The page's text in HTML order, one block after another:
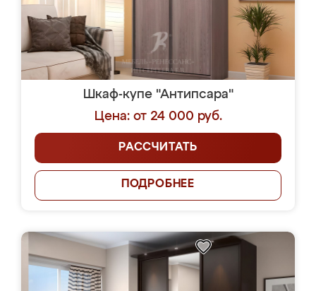
Шкаф-купе "Антипсара"
Цена: от 24 000 руб.
РАССЧИТАТЬ
ПОДРОБНЕЕ